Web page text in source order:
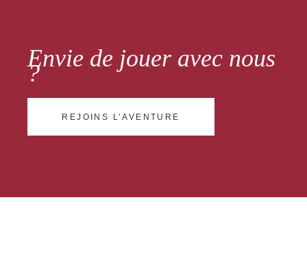
Envie de jouer avec nous
?
REJOINS L’AVENTURE